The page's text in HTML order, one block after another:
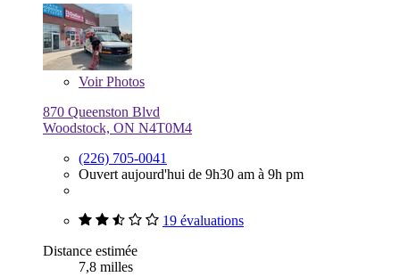
VoirPhotos
870 Queenston Blvd
Woodstock, ON N4T0M4
(226) 705-0041
Ouvert aujourd'hui de 9h30 am à 9h pm
19 évaluations
Distance estimée
7,8 milles